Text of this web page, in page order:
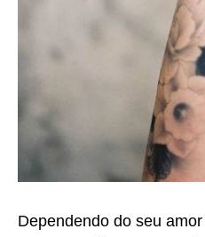
Dependendo do seu